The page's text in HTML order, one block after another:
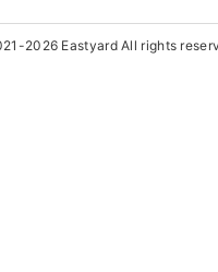
2026 Eastyard All rights